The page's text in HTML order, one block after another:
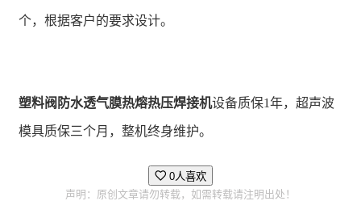
个，根据客户的要求设计。
塑料阀防水透气膜热熔热压焊接机设备质保1年，超声波
模具质保三个月，整机终身维护。
0人喜欢
声明：原创文章请勿转载，如需转载请注明出处！